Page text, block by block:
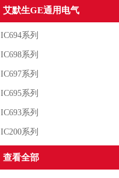
艾默生GE通用电气
IC694系列
IC698系列
IC697系列
IC695系列
IC693系列
IC200系列
查看全部